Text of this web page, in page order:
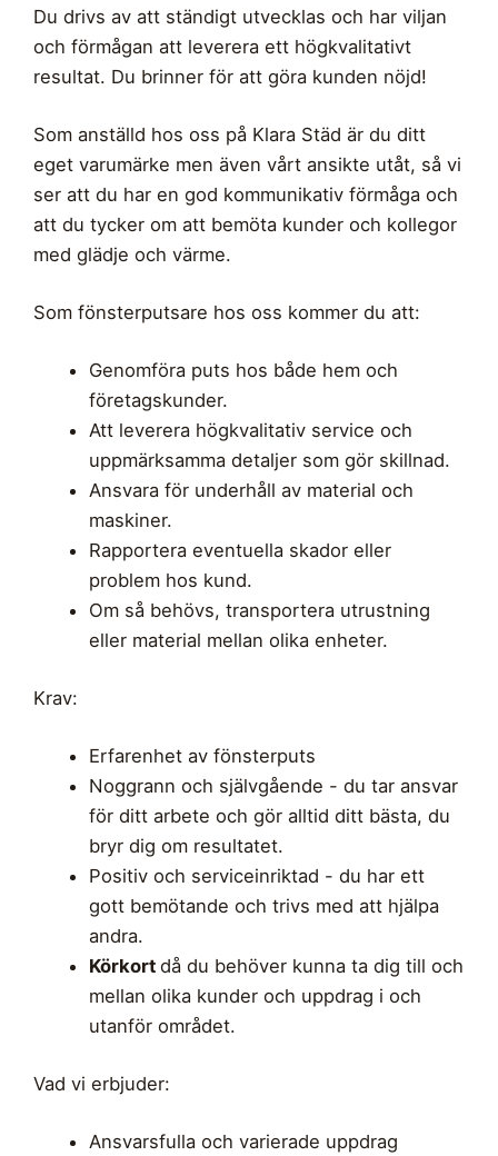
Du drivs av att ständigt utvecklas och har viljan
och förmågan att leverera ett högkvalitativt
resultat. Du brinner för att göra kunden nöjd!
Som anställd hos oss på Klara Städ är du ditt
eget varumärke men även vårt ansikte utåt, så vi
ser att du har en god kommunikativ förmåga och
att du tycker om att bemöta kunder och kollegor
med glädje och värme.
Som fönsterputsare hos oss kommer du att:
Genomföra puts hos både hem och
företagskunder.
Att leverera högkvalitativ service och
uppmärksamma detaljer som gör skillnad.
Ansvara för underhåll av material och
maskiner.
Rapportera eventuella skador eller
problem hos kund.
Om så behövs, transportera utrustning
eller material mellan olika enheter.
Krav:
Erfarenhet av fönsterputs
Noggrann och självgående - du tar ansvar
för ditt arbete och gör alltid ditt bästa, du
bryr dig om resultatet.
Positiv och serviceinriktad - du har ett
gott bemötande och trivs med att hjälpa
andra.
Körkort då du behöver kunna ta dig till och
mellan olika kunder och uppdrag i och
utanför området.
Vad vi erbjuder:
Ansvarsfulla och varierade uppdrag